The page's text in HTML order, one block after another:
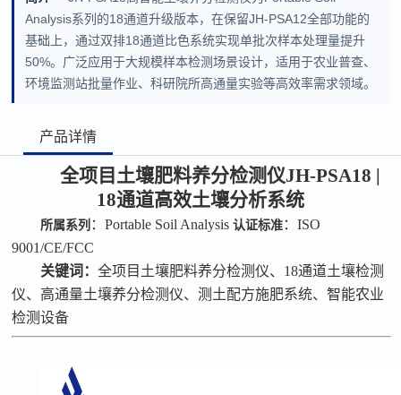
Analysis系列的18通道升级版本，在保留JH-PSA12全部功能的
基础上，通过双排18通道比色系统实现单批次样本处理量提升
50%。广泛应用于大规模样本检测场景设计，适用于农业普查、
环境监测站批量作业、科研院所高通量实验等高效率需求领域。
产品详情
全项目 土壤肥料养分检测仪JH-PSA18 |
18通道高效土壤分析系统
所属系列 ：Portable Soil Analysis认证标准 ：ISO
9001/CE/FCC
关键词：全项目土壤肥料养分检测仪、 18通道土壤检测
仪、高通量土壤养分检测仪、测土配方施肥系统、智能农业
检测设备